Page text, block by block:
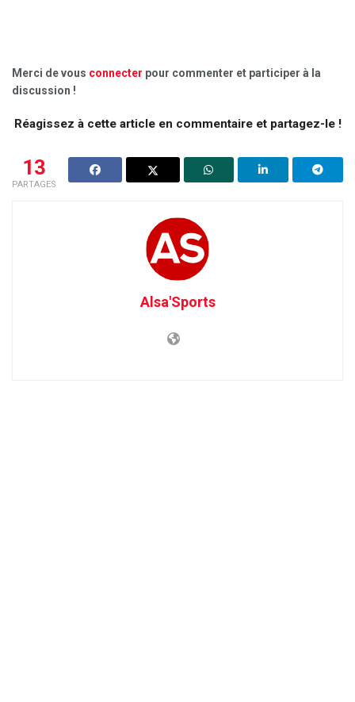
Merci de vous connecter pour commenter et participer à la
discussion !
Réagissez à cette article en commentaire et partagez-le !
13
PARTAGES
Alsa'Sports